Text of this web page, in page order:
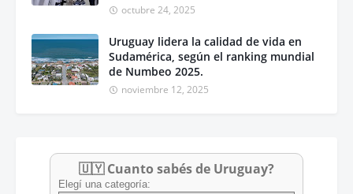
octubre 24, 2025
Uruguay lidera la calidad de vida en
Sudamérica, según el ranking mundial
de Numbeo 2025.
noviembre 12, 2025
🇺🇾 Cuanto sabés de Uruguay?
Elegí una categoría: